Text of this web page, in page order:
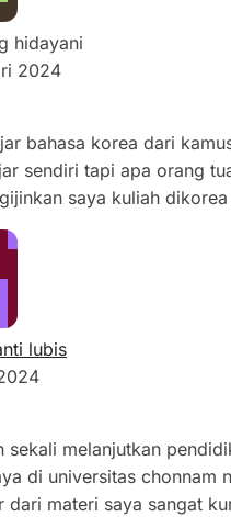
hidayani
2024
bahasa korea dari
sendiri tapi apa orang
saya kuliah dikorea
lubis
sekali melanjutkan
di universitas chonnam
dari materi saya sangat